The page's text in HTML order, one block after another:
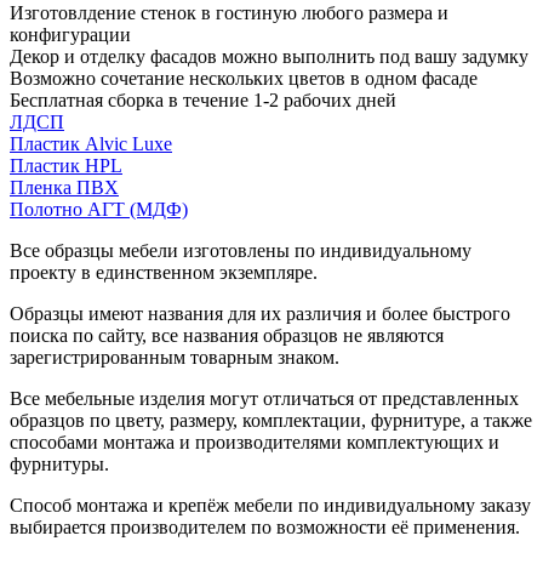
Изготовлдение стенок в гостиную любого размера и
конфигурации
Декор и отделку фасадов можно выполнить под вашу задумку
Возможно сочетание нескольких цветов в одном фасаде
Бесплатная сборка в течение 1-2 рабочих дней
ЛДСП
Пластик Alvic Luxe
Пластик HPL
Пленка ПВХ
Полотно АГТ (МДФ)
Все образцы мебели изготовлены по индивидуальному
проекту в единственном экземпляре.
Образцы имеют названия для их различия и более быстрого
поиска по сайту, все названия образцов не являются
зарегистрированным товарным знаком.
Все мебельные изделия могут отличаться от представленных
образцов по цвету, размеру, комплектации, фурнитуре, а также
способами монтажа и производителями комплектующих и
фурнитуры.
Способ монтажа и крепёж мебели по индивидуальному заказу
выбирается производителем по возможности её применения.